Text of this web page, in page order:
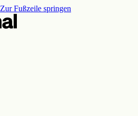
Zur Fußzeile springen